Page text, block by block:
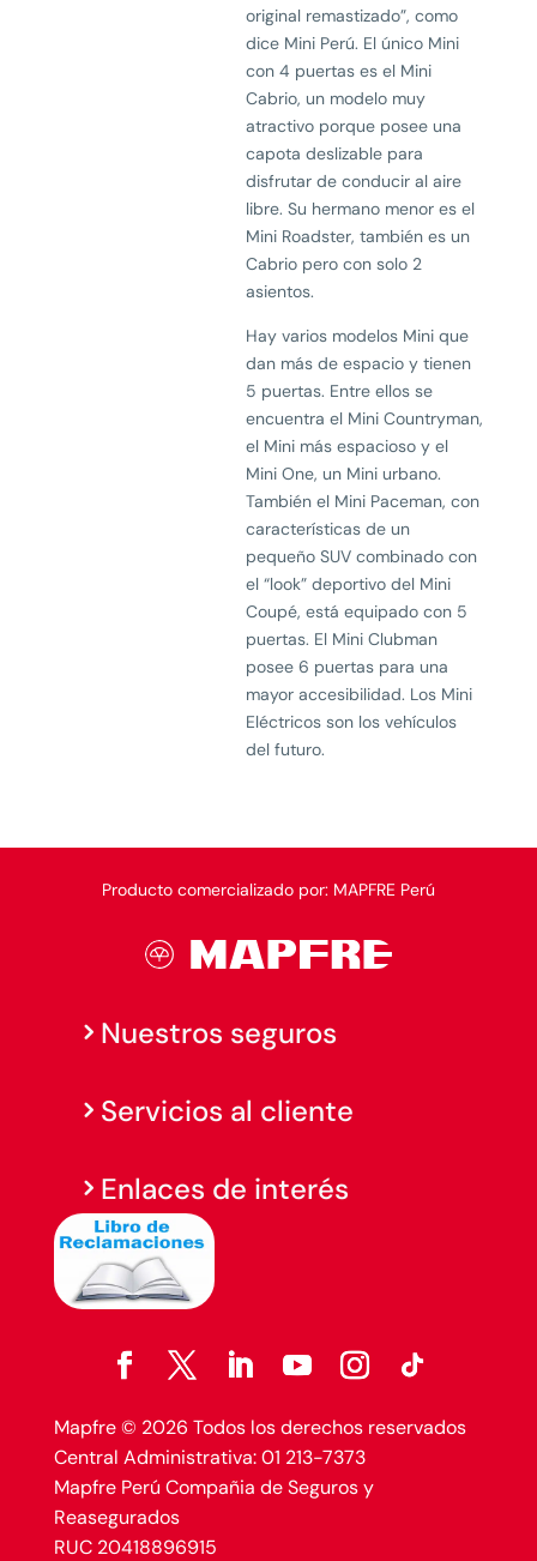
original remastizado”, como
dice Mini Perú. El único Mini
con 4 puertas es el Mini
Cabrio, un modelo muy
atractivo porque posee una
capota deslizable para
disfrutar de conducir al aire
libre. Su hermano menor es el
Mini Roadster, también es un
Cabrio pero con solo 2
asientos.
Hay varios modelos Mini que
dan más de espacio y tienen
5 puertas. Entre ellos se
encuentra el Mini Countryman,
el Mini más espacioso y el
Mini One, un Mini urbano.
También el Mini Paceman, con
características de un
pequeño SUV combinado con
el “look” deportivo del Mini
Coupé, está equipado con 5
puertas. El Mini Clubman
posee 6 puertas para una
mayor accesibilidad. Los Mini
Eléctricos son los vehículos
del futuro.
Producto comercializado por: MAPFRE Perú
Nuestros seguros
Servicios al cliente
Enlaces de interés
Mapfre © 2026 Todos los derechos reservados
Central Administrativa: 01 213-7373
Mapfre Perú Compañia de Seguros y
Reasegurados
RUC 20418896915